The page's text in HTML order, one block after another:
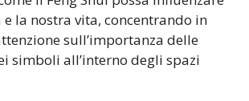
e la nostra vita, concentrando in
sull’importanza delle
simboli all’interno degli spazi